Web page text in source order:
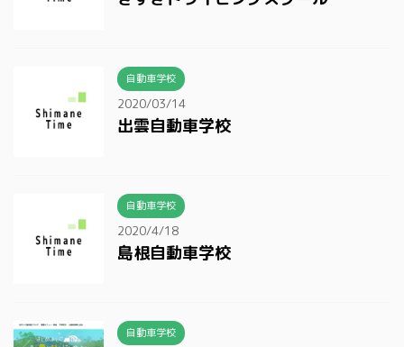
自動車学校
2020/03/14
出雲自動車学校
自動車学校
2020/4/18
島根自動車学校
自動車学校